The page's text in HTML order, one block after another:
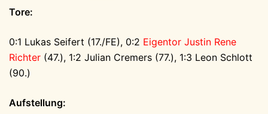
Tore:
0:1 Lukas Seifert (17./FE), 0:2 Eigentor Justin Rene
Richter (47.), 1:2 Julian Cremers (77.), 1:3 Leon Schlott
(90.)
Aufstellung: